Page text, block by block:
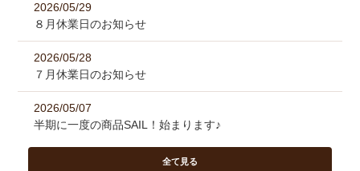
2026/05/29
８月休業日のお知らせ
2026/05/28
７月休業日のお知らせ
2026/05/07
半期に一度の商品SAIL！始まります♪
全て見る